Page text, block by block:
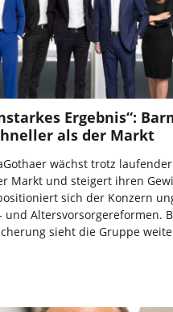
Ergebnis“:
als der Markt
wächst trotz
Markt und steigert ihren
sich der Konzern
und Altersvorsorgereformen.
sieht die Gruppe